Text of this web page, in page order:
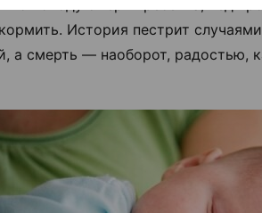
по поводу смерти ребенка, ведь
История пестрит
а смерть — наоборот, радостью,